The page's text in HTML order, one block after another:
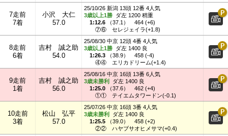
7走前
7着
小沢 大仁
57.0
25/10/26 新潟 13頭 12番 4人気
3歳以上1勝 ダ左 1200 稍重
1:12.6 （37.1 ）
464 (+6)
⑦⑥
セレジェイラ(+1.8)
8走前
6着
吉村 誠之助
54.0
25/08/30 中京 12頭 4番 4人気
3歳以上1勝 ダ左 1400 良
1:26.3 （38.9）
458 (-4)
④④
エリカドリーム(+1.4)
9走前
1着
吉村 誠之助
56.0
25/08/16 中京 16頭 13番 6人気
3歳未勝利
ダ左 1400 良
1:25.0 （37.6）
462 (+4)
①①
テイエムタワードン(-0.1)
10走前
3着
松山 弘平
57.0
25/07/26 中京 16頭 3番 4人気
3歳未勝利
ダ左 1400 良
1:25.5 （39.0）
458 (+2)
②②
ハヤブサオヒメサマ(+0.4)